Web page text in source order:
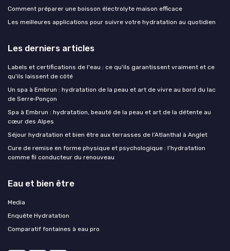
Comment préparer une boisson électrolyte maison efficace
Les meilleures applications pour suivre votre hydratation au quotidien
Les derniers articles
Labels et certifications de l'eau : ce qu'ils garantissent vraiment et ce
qu'ils laissent de côté
Un spa à Embrun : hydratation de la peau et art de vivre au bord du lac
de Serre‑Ponçon
Spa à Embrun : hydratation, beauté de la peau et art de la détente au
cœur des Alpes
Séjour hydratation et bien être aux terrasses de l’Atlanthal à Anglet
Cure de remise en forme physique et psychologique : l’hydratation
comme fil conducteur du renouveau
Eau et bien être
Media
Enquête Hydratation
Comparatif fontaines à eau pro